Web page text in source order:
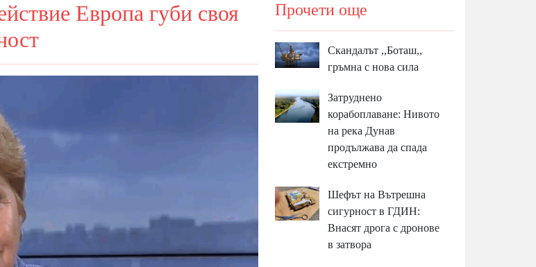
Европа губи своя
Прочети още
Скандалът ,,Боташ,,
гръмна с нова сила
Затруднено
корабоплаване: Нивото
на река Дунав
продължава да спада
екстремно
Шефът на Вътрешна
сигурност в ГДИН:
Внасят дрога с дронове
в затвора